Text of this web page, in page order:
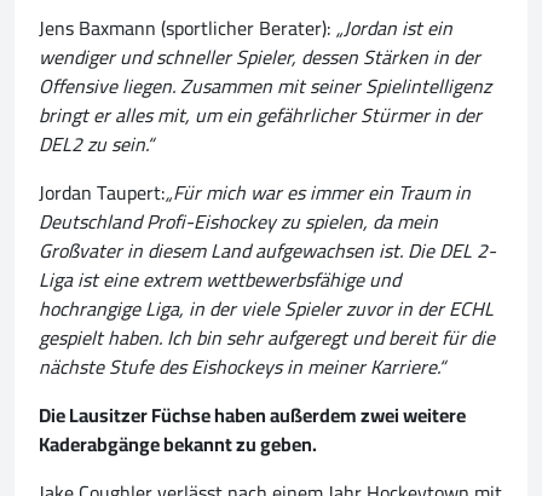
Jens Baxmann (sportlicher Berater):„Jordan ist ein
wendiger und schneller Spieler, dessen Stärken in der
Offensive liegen. Zusammen mit seiner Spielintelligenz
bringt er alles mit, um ein gefährlicher Stürmer in der
DEL2 zu sein.“
Jordan Taupert:„Für mich war es immer ein Traum in
Deutschland Profi-Eishockey zu spielen, da mein
Großvater in diesem Land aufgewachsen ist. Die DEL 2-
Liga ist eine extrem wettbewerbsfähige und
hochrangige Liga, in der viele Spieler zuvor in der ECHL
gespielt haben. Ich bin sehr aufgeregt und bereit für die
nächste Stufe des Eishockeys in meiner Karriere.“
Die Lausitzer Füchse haben außerdem zwei weitere
Kaderabgänge bekannt zu geben.